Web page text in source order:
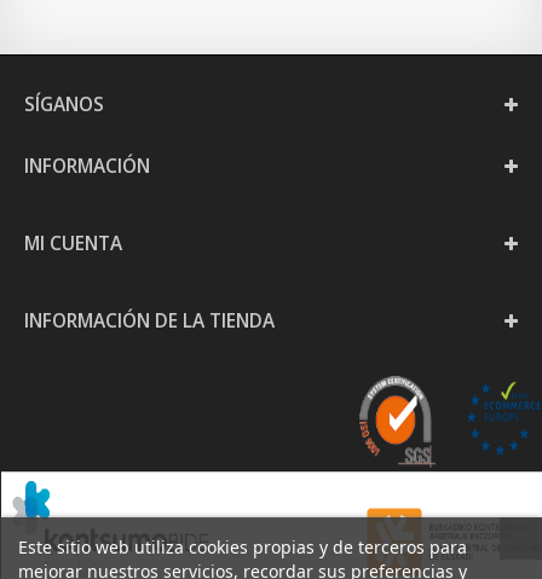
Este sitio web utiliza cookies propias y de terceros para
mejorar nuestros servicios, recordar sus preferencias y
SÍGANOS
INFORMACIÓN
MI CUENTA
INFORMACIÓN DE LA TIENDA